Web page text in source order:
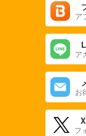
ア
ア
お
フ